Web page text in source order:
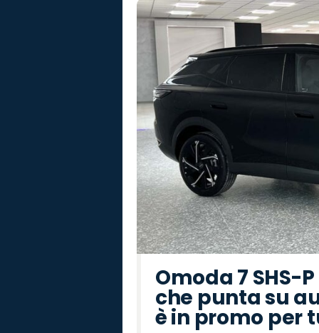
Omoda 7 SHS-
che punta su
è in promo per